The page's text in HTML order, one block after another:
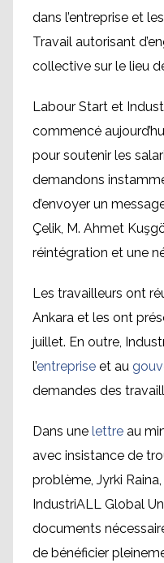
dans l’entreprise et
Travail autorisant
collective sur le lieu
Labour Start et
commencé
pour soutenir les
demandons
d’envoyer un
Çelik, M. Ahmet
réintégration et une
Les travailleurs ont
Ankara et les ont
juillet. En outre,
l’entreprise et au
demandes des
Dans une lettre au
avec insistance de
problème, Jyrki
IndustriALL Global
documents
de bénéficier